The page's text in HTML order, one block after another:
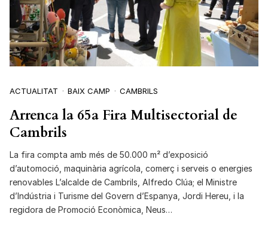
ACTUALITAT BAIX CAMP CAMBRILS
Arrenca la 65a Fira Multisectorial de
Cambrils
La fira compta amb més de 50.000 m² d’exposició
d’automoció, maquinària agrícola, comerç i serveis o energies
renovables L’alcalde de Cambrils, Alfredo Clúa; el Ministre
d’Indústria i Turisme del Govern d’Espanya, Jordi Hereu, i la
regidora de Promoció Econòmica, Neus…